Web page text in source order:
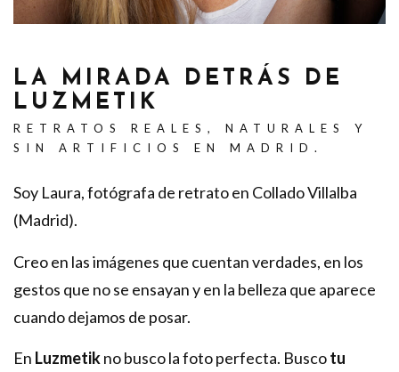
LA MIRADA DETRÁS DE
LUZMETIK
RETRATOS REALES, NATURALES Y
SIN ARTIFICIOS EN MADRID.
Soy Laura, fotógrafa de retrato en Collado Villalba
(Madrid).
Creo en las imágenes que cuentan verdades, en los
gestos que no se ensayan y en la belleza que aparece
cuando dejamos de posar.
En Luzmetikno busco la foto perfecta. Buscotu